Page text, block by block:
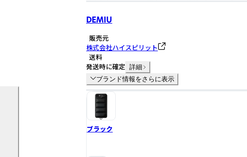
DEMIU
販売元
株式会社ハイスピリット
送料
発送時に確定 詳細
ブランド情報をさらに表示
ブラック